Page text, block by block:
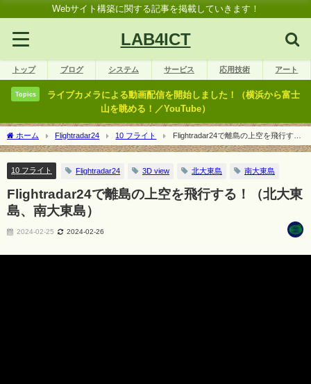
Webサイト構築に関する記事を掲載していきます！
LAB4ICT
トップ ブログ システム サービス 応用技術 アート
Topics
ライブカメラによる動画配信を開始しました！（横浜から富士
山を眺める！／YouTube）
ホーム Flightradar24 10 フライト
Flightradar24で離島の上空を飛行す
る！（北大東島、南大東島）
10 フライト Flightradar24 3D view 北大東島 南大東島
Flightradar24で離島の上空を飛行する！（北大東
島、南大東島）
2024-02-25 2024-02-26